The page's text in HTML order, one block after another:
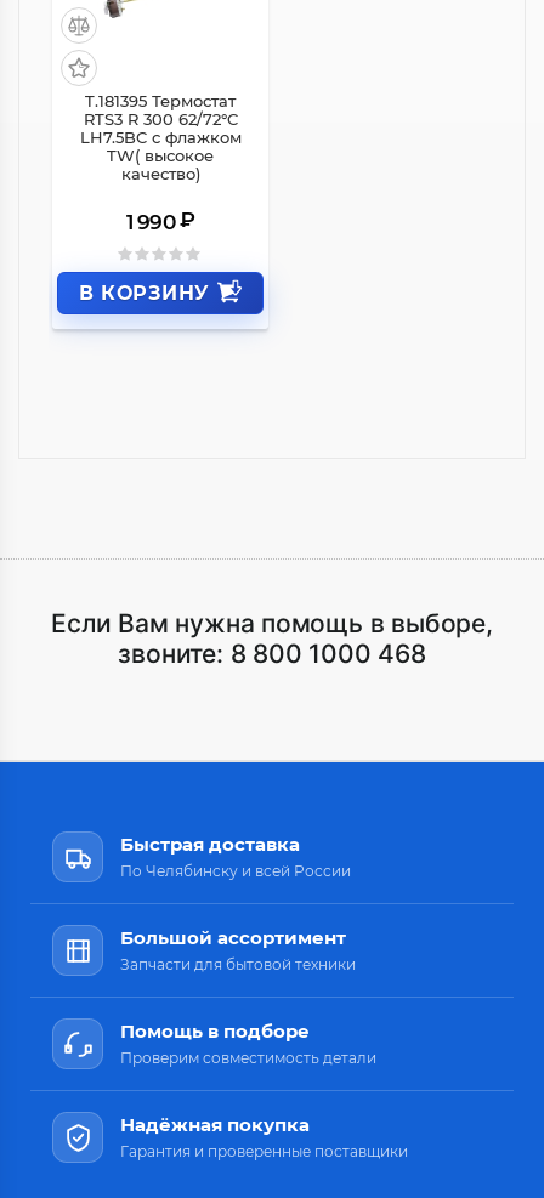
T.181395 Термостат
RTS3 R 300 62/72°C
LH7.5BC с флажком
TW( высокое
качество)
1 990 ₽
В КОРЗИНУ
Если Вам нужна помощь в выборе,
звоните: 8 800 1000 468
Быстрая доставка
По Челябинску и всей России
Большой ассортимент
Запчасти для бытовой техники
Помощь в подборе
Проверим совместимость детали
Надёжная покупка
Гарантия и проверенные поставщики